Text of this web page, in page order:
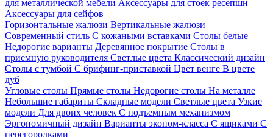
для металлической мебели Аксессуары для стоек ресепшн
Аксессуары для сейфов
Горизонтальные жалюзи Вертикальные жалюзи
Современный стиль С кожаными вставками Столы белые
Недорогие варианты Деревянное покрытие Столы в
приемную руководителя Светлые цвета Классический дизайн
Столы с тумбой С брифинг-приставкой Цвет венге В цвете
дуб
Угловые столы Прямые столы Недорогие столы На металле
Небольшие габариты Складные модели Светлые цвета Узкие
модели Для двоих человек С подъемным механизмом
Эргономичный дизайн Варианты эконом-класса С ящиками С
перегородками